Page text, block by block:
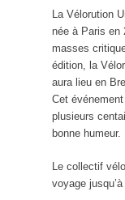
La Vélorution
née à Paris en
masses
édition, la
aura lieu en
Cet
plusieurs
bonne humeur.
Le collectif
voyage